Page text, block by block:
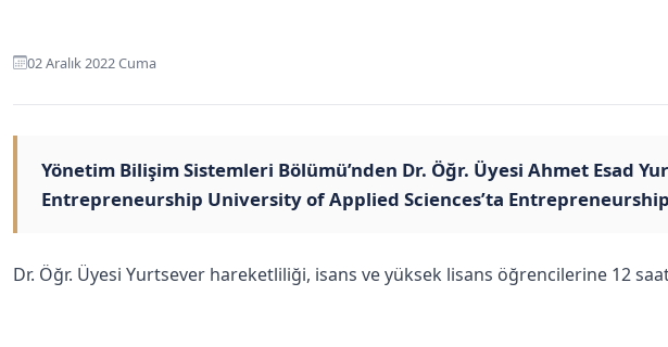
02 Aralık 2022 Cuma
Yönetim Bilişim Sistemleri Bölümü’nden Dr. Öğr. Üyesi Ahmet Esad
Entrepreneurship University of Applied Sciences’ta
Dr. Öğr. Üyesi Yurtsever hareketliliği, isans ve yüksek lisans öğrencilerine 12